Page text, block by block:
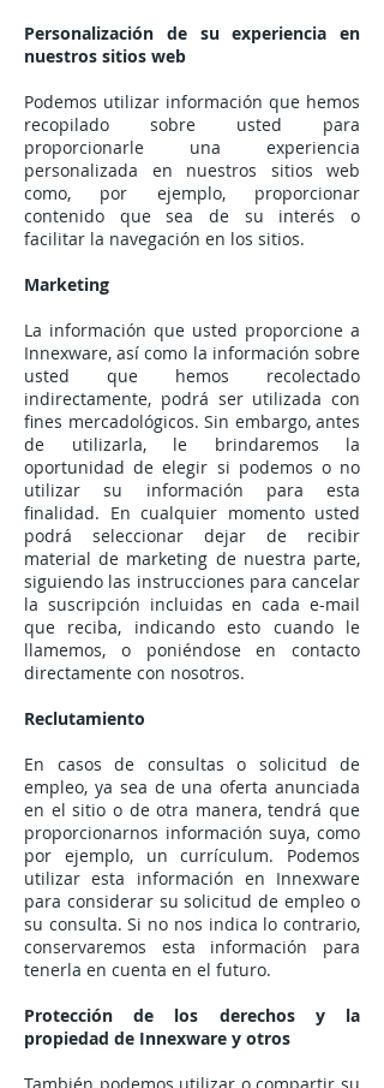
Personalización de su experiencia en
nuestros sitios web
Podemos utilizar información que hemos
recopilado sobre usted para
proporcionarle una experiencia
personalizada en nuestros sitios web
como, por ejemplo, proporcionar
contenido que sea de su interés o
facilitar la navegación en los sitios.
Marketing
La información que usted proporcione a
Innexware, así como la información sobre
usted que hemos recolectado
indirectamente, podrá ser utilizada con
fines mercadológicos. Sin embargo, antes
de utilizarla, le brindaremos la
oportunidad de elegir si podemos o no
utilizar su información para esta
finalidad. En cualquier momento usted
podrá seleccionar dejar de recibir
material de marketing de nuestra parte,
siguiendo las instrucciones para cancelar
la suscripción incluidas en cada e-mail
que reciba, indicando esto cuando le
llamemos, o poniéndose en contacto
directamente con nosotros.
Reclutamiento
En casos de consultas o solicitud de
empleo, ya sea de una oferta anunciada
en el sitio o de otra manera, tendrá que
proporcionarnos información suya, como
por ejemplo, un currículum. Podemos
utilizar esta información en Innexware
para considerar su solicitud de empleo o
su consulta. Si no nos indica lo contrario,
conservaremos esta información para
tenerla en cuenta en el futuro.
Protección de los derechos y la
propiedad de Innexware y otros